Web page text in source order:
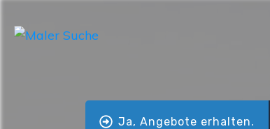
Ja, Angebote erhalten.